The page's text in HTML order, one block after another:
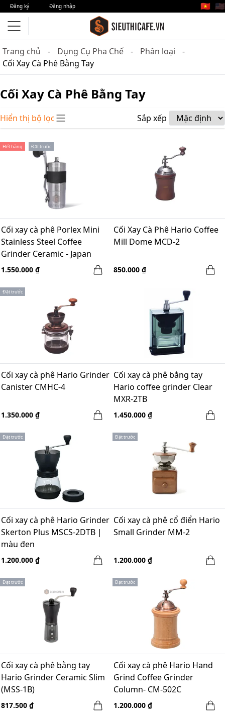
Đăng ký Đăng nhập 🇻🇳 🇺🇸
Trang chủ Dụng Cụ Pha Chế
Phân loại
Cối Xay Cà Phê Bằng Tay
Cối Xay Cà Phê Bằng Tay
Hiển thị bộ lọc Sắp xếp
Hết hàng Đặt trước
Cối xay cà phê Porlex Mini
Stainless Steel Coffee
Grinder Ceramic - Japan
1.550.000 ₫
Cối Xay Cà Phê Hario Coffee
Mill Dome MCD-2
850.000 ₫
Đặt trước
Cối xay cà phê Hario Grinder
Canister CMHC-4
1.350.000 ₫
Cối xay cà phê bằng tay
Hario coffee grinder Clear
MXR-2TB
1.450.000 ₫
Đặt trước
Cối xay cà phê Hario Grinder
Skerton Plus MSCS-2DTB |
màu đen
1.200.000 ₫
Đặt trước
Cối xay cà phê cổ điển Hario
Small Grinder MM-2
1.200.000 ₫
Đặt trước
Cối xay cà phê bằng tay
Hario Grinder Ceramic Slim
(MSS-1B)
817.500 ₫
Đặt trước
Cối xay cà phê Hario Hand
Grind Coffee Grinder
Column- CM-502C
1.200.000 ₫